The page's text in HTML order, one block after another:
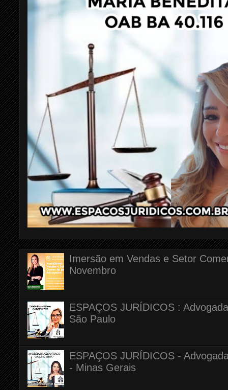
Imersão em Vendas e Setor
Novembro
ESPAÇOS JURÍDICOS :
São Paulo
ESPAÇOS JURÍDICOS -
- Minas Gerais